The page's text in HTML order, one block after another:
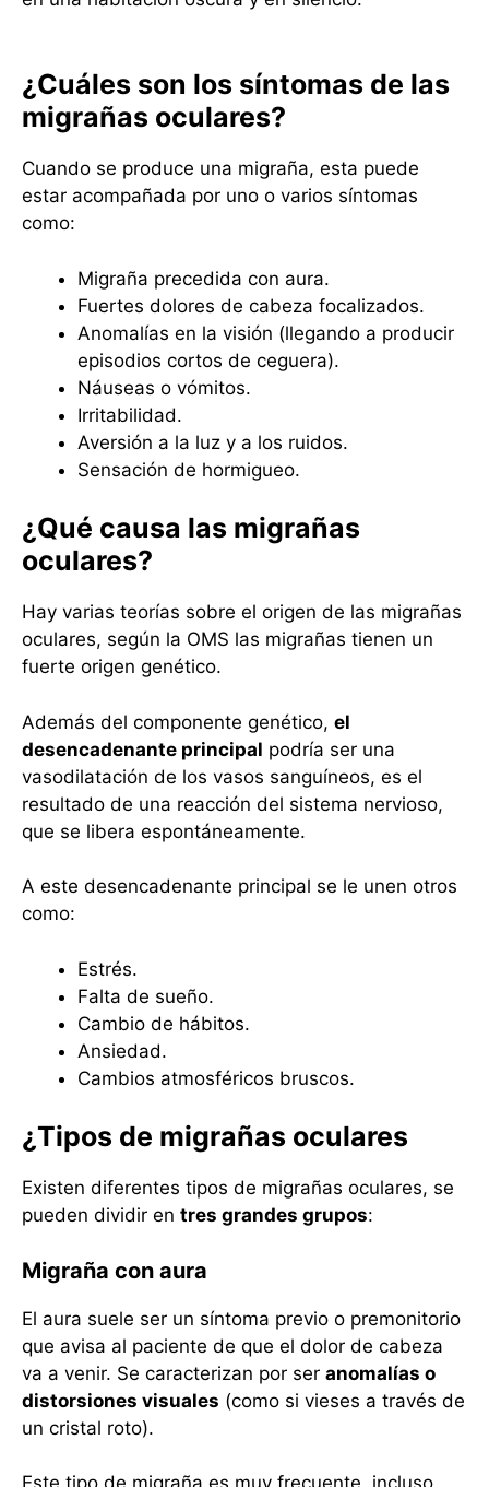
¿Cuáles son los síntomas de las
migrañas oculares?
Cuando se produce una migraña, esta puede
estar acompañada por uno o varios síntomas
como:
Migraña precedida con aura.
Fuertes dolores de cabeza focalizados.
Anomalías en la visión (llegando a producir
episodios cortos de ceguera).
Náuseas o vómitos.
Irritabilidad.
Aversión a la luz y a los ruidos.
Sensación de hormigueo.
¿Qué causa las migrañas
oculares?
Hay varias teorías sobre el origen de las migrañas
oculares, según la OMS las migrañas tienen un
fuerte origen genético.
Además del componente genético, el
desencadenante principal podría ser una
vasodilatación de los vasos sanguíneos, es el
resultado de una reacción del sistema nervioso,
que se libera espontáneamente.
A este desencadenante principal se le unen otros
como:
Estrés.
Falta de sueño.
Cambio de hábitos.
Ansiedad.
Cambios atmosféricos bruscos.
¿Tipos de migrañas oculares
Existen diferentes tipos de migrañas oculares, se
pueden dividir en tres grandes grupos:
Migraña con aura
El aura suele ser un síntoma previo o premonitorio
que avisa al paciente de que el dolor de cabeza
va a venir. Se caracterizan por ser anomalías o
distorsiones visuales (como si vieses a través de
un cristal roto).